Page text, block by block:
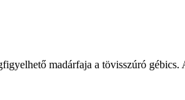
madárfaja a tövisszúró